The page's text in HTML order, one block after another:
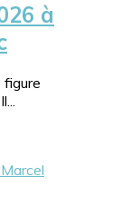
à
figure